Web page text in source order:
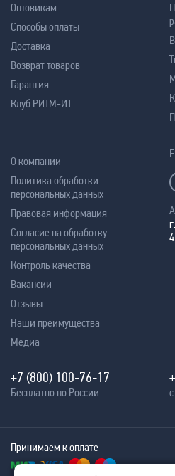
Оптовикам
Способы оплаты
Доставка
Возврат товаров
Гарантия
Клуб РИТМ-ИТ
О компании
Политика обработки
персональных данных
Правовая информация
Согласие на обработку
персональных данных
Контроль качества
Вакансии
Отзывы
Наши преимущества
Медиа
+7 (800) 100-76-17
Бесплатно по России
Принимаем к оплате